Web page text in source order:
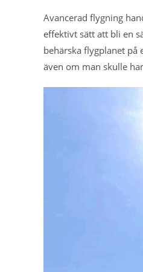
Avancerad flygning
effektivt sätt att bli en
behärska flygplanet
även om man skulle